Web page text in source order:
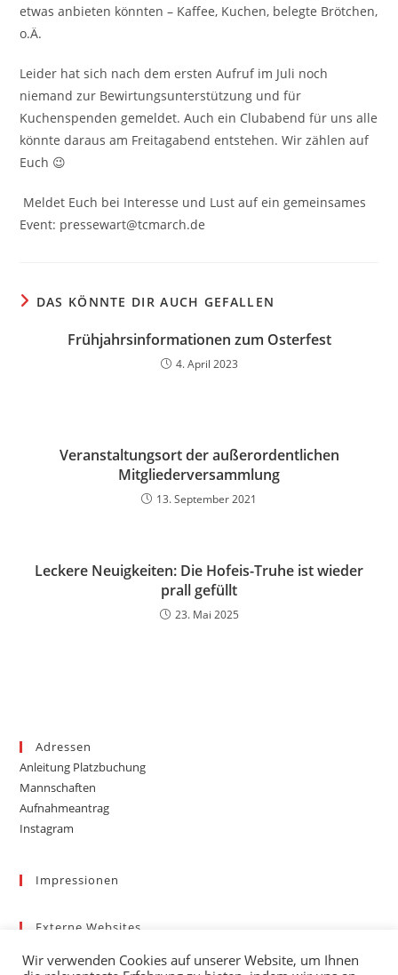
etwas anbieten könnten – Kaffee, Kuchen, belegte Brötchen,
o.Ä.
Leider hat sich nach dem ersten Aufruf im Juli noch
niemand zur Bewirtungsunterstützung und für
Kuchenspenden gemeldet. Auch ein Clubabend für uns alle
könnte daraus am Freitagabend entstehen. Wir zählen auf
Euch 😉
Meldet Euch bei Interesse und Lust auf ein gemeinsames
Event: pressewart@tcmarch.de
DAS KÖNNTE DIR AUCH GEFALLEN
Frühjahrsinformationen zum Osterfest
4. April 2023
Veranstaltungsort der außerordentlichen
Mitgliederversammlung
13. September 2021
Leckere Neuigkeiten: Die Hofeis-Truhe ist wieder
prall gefüllt
23. Mai 2025
Adressen
Anleitung Platzbuchung
Mannschaften
Aufnahmeantrag
Instagram
Impressionen
Externe Websites
Gemeinde March
Wir verwenden Cookies auf unserer Website, um Ihnen